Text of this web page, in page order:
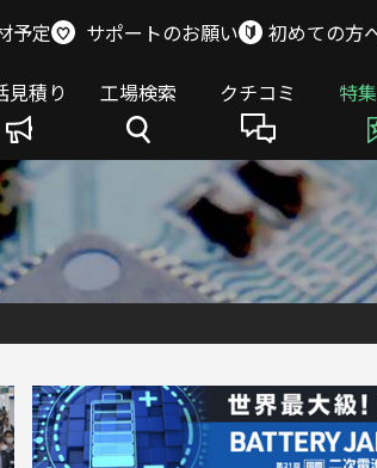
予定 サポートのお願い 初めての方
見積り 工場検索 クチコミ 特